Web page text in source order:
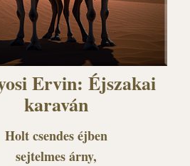
Ervin: Éjszakai
karaván
Holt csendes éjben
sejtelmes árny,